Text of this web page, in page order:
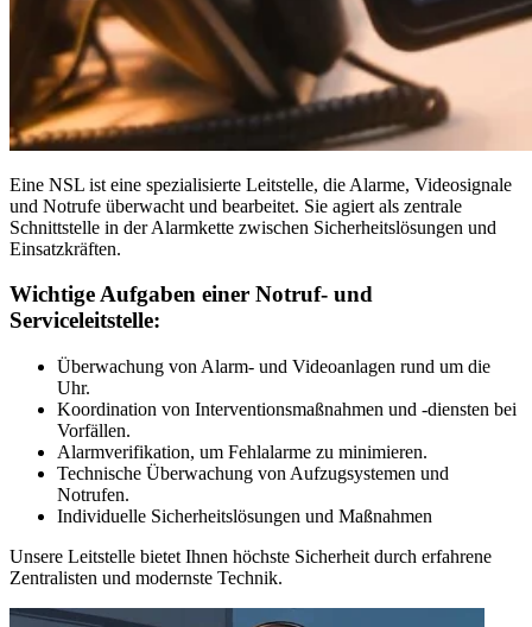
Eine NSL ist eine spezialisierte Leitstelle, die Alarme, Videosignale
und Notrufe überwacht und bearbeitet. Sie agiert als zentrale
Schnittstelle in der Alarmkette zwischen Sicherheitslösungen und
Einsatzkräften.
Wichtige Aufgaben einer Notruf- und
Serviceleitstelle:
Überwachung von Alarm- und Videoanlagen rund um die
Uhr.
Koordination von Interventionsmaßnahmen und -diensten bei
Vorfällen.
Alarmverifikation, um Fehlalarme zu minimieren.
Technische Überwachung von Aufzugsystemen und
Notrufen.
Individuelle Sicherheitslösungen und Maßnahmen
Unsere Leitstelle bietet Ihnen höchste Sicherheit durch erfahrene
Zentralisten und modernste Technik.